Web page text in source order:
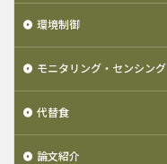
環境制御
モニタリング・センシング
代替食
論文紹介